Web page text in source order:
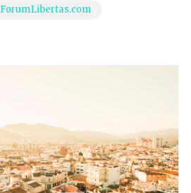
ForumLibertas.com